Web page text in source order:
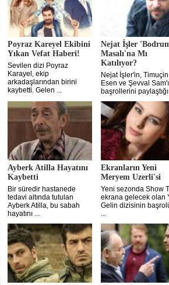
Poyraz Kareyel Ekibini
Yıkan Vefat Haberi!
Sevilen dizi Poyraz
Karayel, ekip
arkadaşlarından birini
kaybetti. Gelen ...
Nejat İşler
Masalı'na Mı
Katılıyor?
Nejat İşler'in, Timuçin
Esen ve Şevval
başrollerini
Ayberk Atilla Hayatını
Kaybetti
Bir süredir hastanede
tedavi altında tutulan
Ayberk Atilla, bu sabah
hayatını ...
Ekranların Yeni
Meryem Uzerli'si
Yeni sezonda Show
ekrana gelecek olan
Gelin dizisinin
...